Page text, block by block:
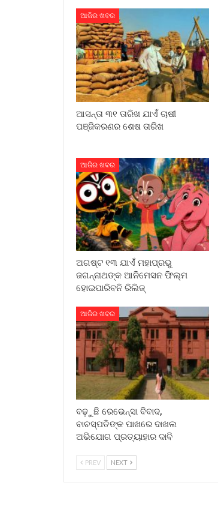
ଆଜିର ଖବର
ଆସନ୍ତା ୩୧ ତାରିଖ ଯାଏଁ ଚାଷୀ
ପଞ୍ଜିକରଣର ଶେଷ ତାରିଖ
ଆଜିର ଖବର
ଅଗଷ୍ଟ ୧୩ ଯାଏଁ ମହାପ୍ରଭୁ
ଜଗନ୍ନାଥଙ୍କ ଆନିମେସନ ଫିଲ୍ମ
ହୋଇପାରିବନି ରିଲିଜ୍
ଆଜିର ଖବର
ବଢ଼ୁଛି ରେଭେନ୍ସା ବିବାଦ,
ବାଚସ୍ପତିଙ୍କ ପାଖରେ ଦାଖଲ
ଅଭିଯୋଗ ପ୍ରତ୍ୟାହାର ଦାବି
PREV NEXT